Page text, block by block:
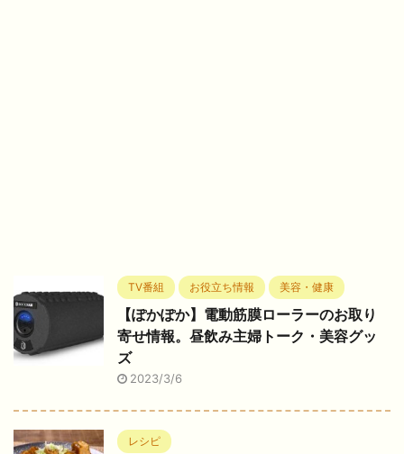
TV番組 お役立ち情報 美容・健康
【ぽかぽか】電動筋膜ローラーのお取り
寄せ情報。昼飲み主婦トーク・美容グッ
ズ
2023/3/6
レシピ